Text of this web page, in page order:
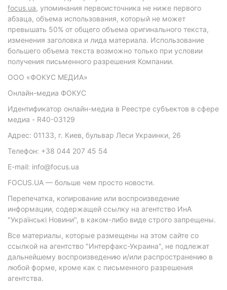
focus.ua, упоминания первоисточника не ниже первого
абзаца, объема использования, который не может
превышать 50% от общего объема оригинального текста,
изменения заголовка и лида материала. Использование
большего объема текста возможно только при условии
получения письменного разрешения Компании.
ООО «ФОКУС МЕДИА»
Онлайн-медиа ФОКУС
Идентификатор онлайн-медиа в Реестре субъектов в сфере
медиа - R40-03129
Адрес: 01133, г. Киев, бульвар Леси Украинки, 26
Телефон: +38 044 207 45 54
E-mail: info@focus.ua
FOCUS.UA — больше чем просто новости.
Перепечатка, копирование или воспроизведение
информации, содержащей ссылку на агентство ИнА
"Українські Новини", в каком-либо виде строго запрещены.
Все материалы, которые размещены на этом сайте со
ссылкой на агентство "Интерфакс-Украина", не подлежат
дальнейшему воспроизведению и/или распространению в
любой форме, кроме как с письменного разрешения
агентства.